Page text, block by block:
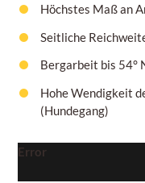
Höchstes Maß an
Seitliche
Bergarbeit bis 54°
Hohe Wendigkeit
(Hundegang)
Error